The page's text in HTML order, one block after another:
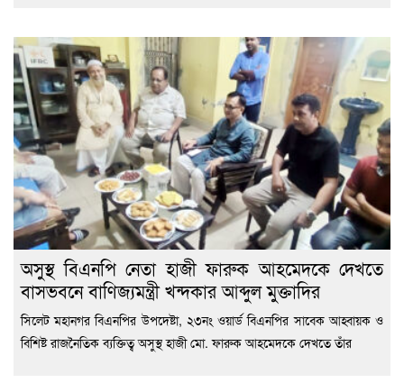
অসুস্থ বিএনপি নেতা হাজী ফারুক আহমেদকে দেখতে
বাসভবনে বাণিজ্যমন্ত্রী খন্দকার আব্দুল মুক্তাদির
সিলেট মহানগর বিএনপির উপদেষ্টা, ২৩নং ওয়ার্ড বিএনপির সাবেক আহ্বায়ক ও
বিশিষ্ট রাজনৈতিক ব্যক্তিত্ব অসুস্থ হাজী মো. ফারুক আহমেদকে দেখতে তাঁর